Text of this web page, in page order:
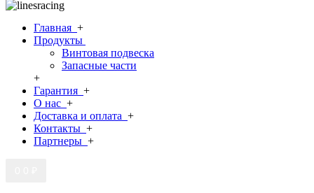
Главная +
Продукты
Винтовая подвеска
Запасные части
+
Гарантия +
О нас +
Доставка и оплата +
Контакты +
Партнеры +